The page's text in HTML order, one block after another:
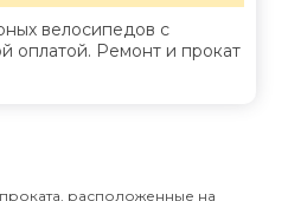
велосипедов с
оплатой. Ремонт и прокат
расположенные на